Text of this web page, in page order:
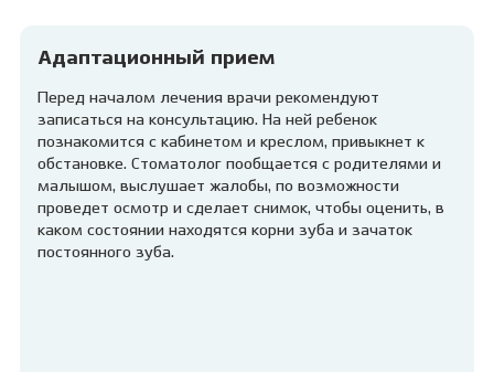
Адаптационный прием
Перед началом лечения врачи рекомендуют
записаться на консультацию. На ней ребенок
познакомится с кабинетом и креслом, привыкнет к
обстановке. Стоматолог пообщается с родителями и
малышом, выслушает жалобы, по возможности
проведет осмотр и сделает снимок, чтобы оценить, в
каком состоянии находятся корни зуба и зачаток
постоянного зуба.